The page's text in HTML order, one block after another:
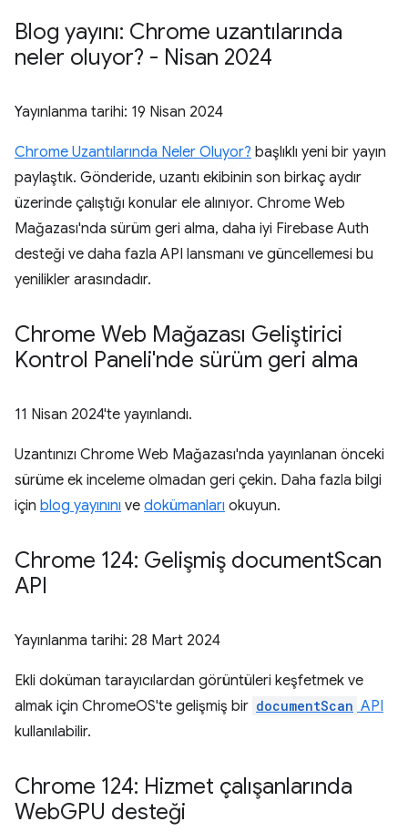
Blog yayını: Chrome uzantılarında
neler oluyor? - Nisan 2024
Yayınlanma tarihi: 19 Nisan 2024
Chrome Uzantılarında Neler Oluyor? başlıklı yeni bir yayın
paylaştık. Gönderide, uzantı ekibinin son birkaç aydır
üzerinde çalıştığı konular ele alınıyor. Chrome Web
Mağazası'nda sürüm geri alma, daha iyi Firebase Auth
desteği ve daha fazla API lansmanı ve güncellemesi bu
yenilikler arasındadır.
Chrome Web Mağazası Geliştirici
Kontrol Paneli'nde sürüm geri alma
11 Nisan 2024'te yayınlandı.
Uzantınızı Chrome Web Mağazası'nda yayınlanan önceki
sürüme ek inceleme olmadan geri çekin. Daha fazla bilgi
için blog yayınını ve dokümanları okuyun.
Chrome 124: Gelişmiş documentScan
API
Yayınlanma tarihi: 28 Mart 2024
Ekli doküman tarayıcılardan görüntüleri keşfetmek ve
almak için ChromeOS'te gelişmiş bir documentScan API
kullanılabilir.
Chrome 124: Hizmet çalışanlarında
WebGPU desteği